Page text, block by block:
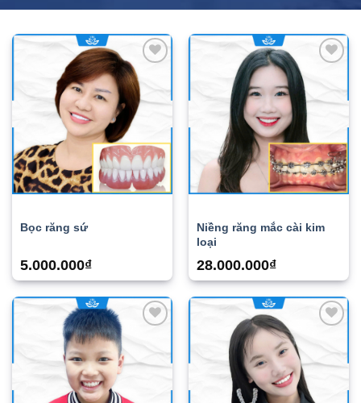
Add to
wishlist
Bọc răng sứ
5.000.000₫
Niềng răng mắc cài kim
loại
28.000.000₫